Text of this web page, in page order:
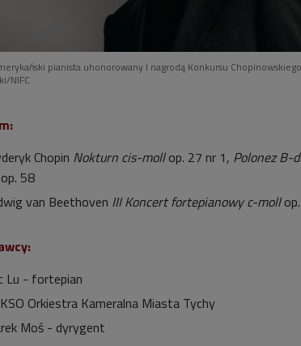
pianista uhonorowany I nagrodą Konkursu Chopinowskiego
NIFC
Chopin Nokturn cis-mollop. 27 nr 1, Polonez B-
58
van Beethoven III Koncert fortepianowy c-moll
Lu - fortepian
Orkiestra Kameralna Miasta Tychy
Moś - dyrygent